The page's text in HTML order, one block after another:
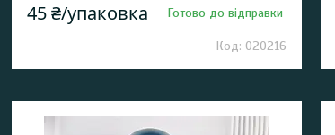
45 ₴/упаковка Готово до відправки
020216